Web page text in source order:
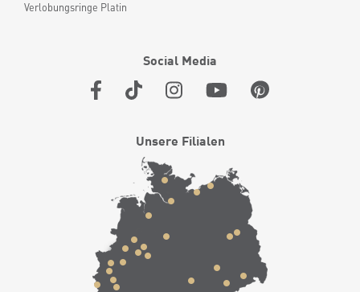
Verlobungsringe Platin
Social Media
Unsere Filialen